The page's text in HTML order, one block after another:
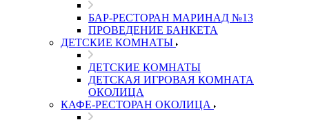
БАР-РЕСТОРАН МАРИНАД №13
ПРОВЕДЕНИЕ БАНКЕТА
ДЕТСКИЕ КОМНАТЫ
ДЕТСКИЕ КОМНАТЫ
ДЕТСКАЯ ИГРОВАЯ КОМНАТА
ОКОЛИЦА
КАФЕ-РЕСТОРАН ОКОЛИЦА